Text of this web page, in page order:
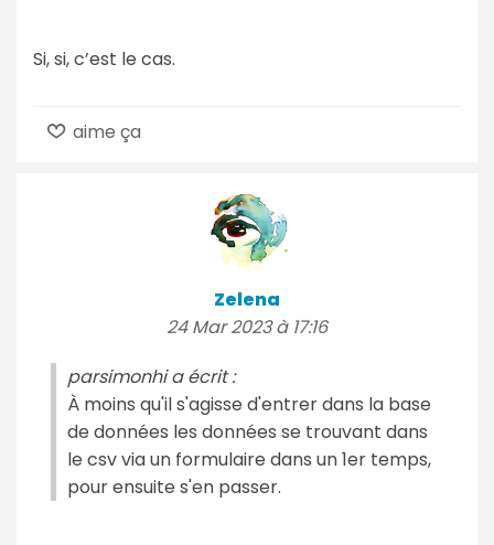
Si, si, c’est le cas.
aime ça
Zelena
24 Mar 2023 à 17:16
parsimonhi a écrit :
À moins qu'il s'agisse d'entrer dans la base
de données les données se trouvant dans
le csv via un formulaire dans un 1er temps,
pour ensuite s'en passer.